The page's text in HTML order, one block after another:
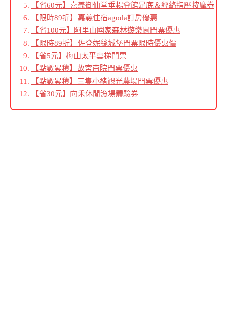
【省60元】嘉義御仙堂垂楊會館足底＆經絡指壓按摩券
【限時89折】嘉義住宿agoda訂房優惠
【省100元】阿里山國家森林遊樂園門票優惠
【限時89折】佐登妮絲城堡門票限時優惠價
【省5元】梅山太平雲梯門票
【點數累積】故宮南院門票優惠
【點數累積】三隻小豬觀光農場門票優惠
【省30元】向禾休閒漁場體驗券